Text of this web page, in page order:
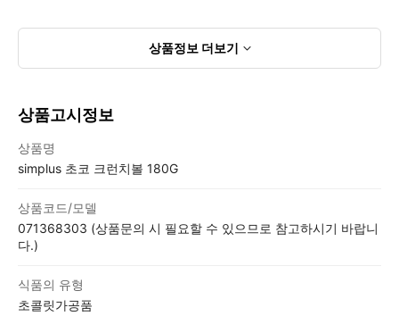
상품정보 더보기
상품고시정보
상품명
simplus 초코 크런치볼 180G
상품코드/모델
071368303 (상품문의 시 필요할 수 있으므로 참고하시기 바랍니
다.)
식품의 유형
초콜릿가공품